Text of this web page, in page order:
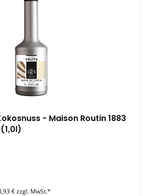
- Maison Routin 1883
€ zzgl. MwSt.*